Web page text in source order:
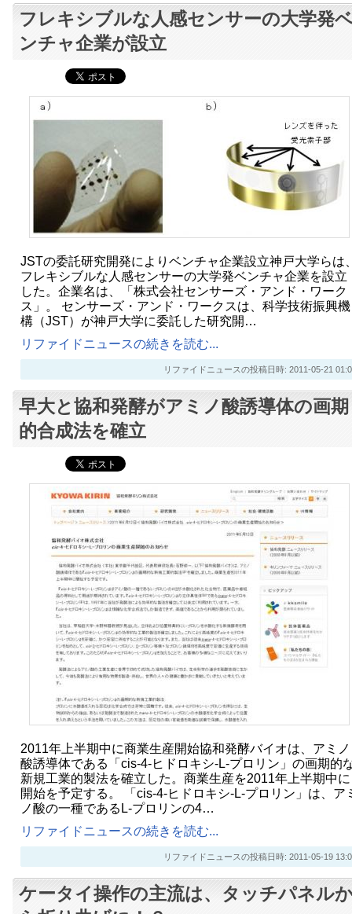
フレキシブルな人感センサーの大学発
ンチャ企業が設立
JSTの委託研究開発によりベンチャ企業設立神戸大学らは
フレキシブルな人感センサーの大学発ベンチャ企業を設立
した。企業名は、「株式会社センサーズ・アンド・ワーク
ス」。 センサーズ・アンド・ワークスは、科学技術振興機
構（JST）が神戸大学に委託した研究開…
リファイドニュースの続きを読む...
リファイドニュースの投稿日時: 2011-05-21
早大と協和発酵がアミノ酸誘導体の画期
的合成法を確立
2011年上半期中に商業生産開始協和発酵バイオは、アミノ
酸誘導体である「cis-4-ヒドロキシ-L-プロリン」の画期的
新規工業的製法を確立した。商業生産を2011年上半期中に
開始を予定する。 「cis-4-ヒドロキシ-L-プロリン」は、ア
ノ酸の一種であるL-プロリンの4…
リファイドニュースの続きを読む...
リファイドニュースの投稿日時: 2011-05-19
ケータイ操作の主流は、タッチパネル